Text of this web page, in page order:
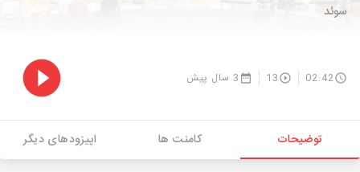
سوئد
02:42
13 3 سال پیش
توضیحات کامنت ها اپیزودهای دیگر